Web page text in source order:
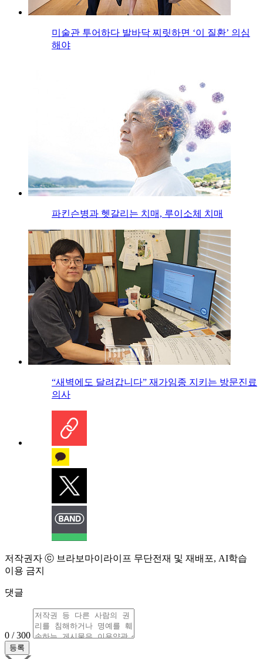
미술관 투어하다 발바닥 찌릿하면 ‘이 질환’ 의심
해야
파킨슨병과 헷갈리는 치매, 루이소체 치매
“새벽에도 달려갑니다” 재가임종 지키는 방문진료
의사
저작권자 ⓒ 브라보마이라이프 무단전재 및 재배포, AI학습
이용 금지
댓글
0 / 300